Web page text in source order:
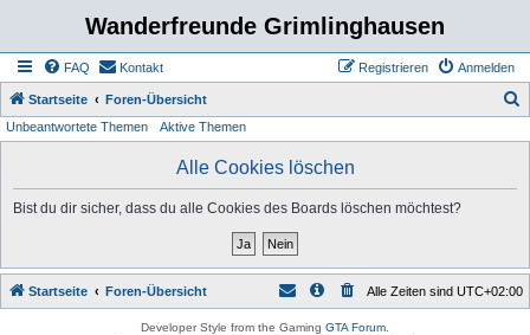
Wanderfreunde Grimlinghausen
FAQ Kontakt Anmelden
Registrieren
Startseite Foren-Übersicht
Unbeantwortete Themen Aktive Themen
Alle Cookies löschen
Bist du dir sicher, dass du alle Cookies des Boards löschen möchtest?
Startseite Foren-Übersicht Alle Zeiten sind UTC+02:00
Developer Style from the Gaming GTA Forum